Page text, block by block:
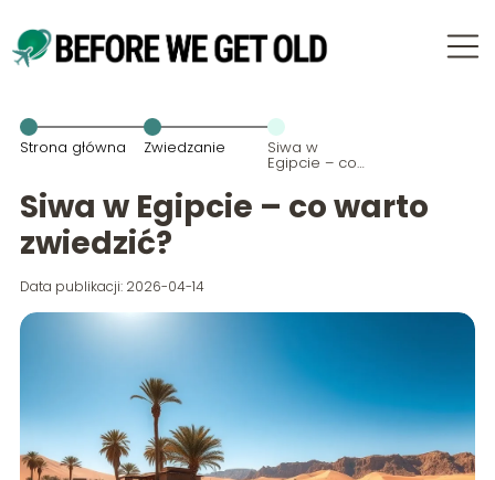
Strona główna Zwiedzanie Siwa w
Egipcie – co
warto
Siwa w Egipcie – co warto
zwiedzić?
Data publikacji: 2026-04-14